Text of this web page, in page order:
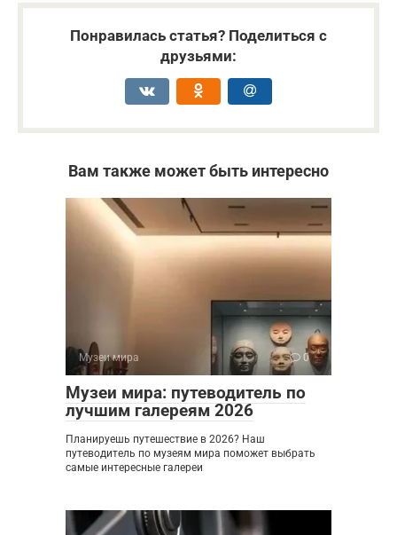
Понравилась статья? Поделиться с
друзьями:
Вам также может быть интересно
Музеи мира 0
Музеи мира: путеводитель по
лучшим галереям 2026
Планируешь путешествие в 2026? Наш
путеводитель по музеям мира поможет выбрать
самые интересные галереи